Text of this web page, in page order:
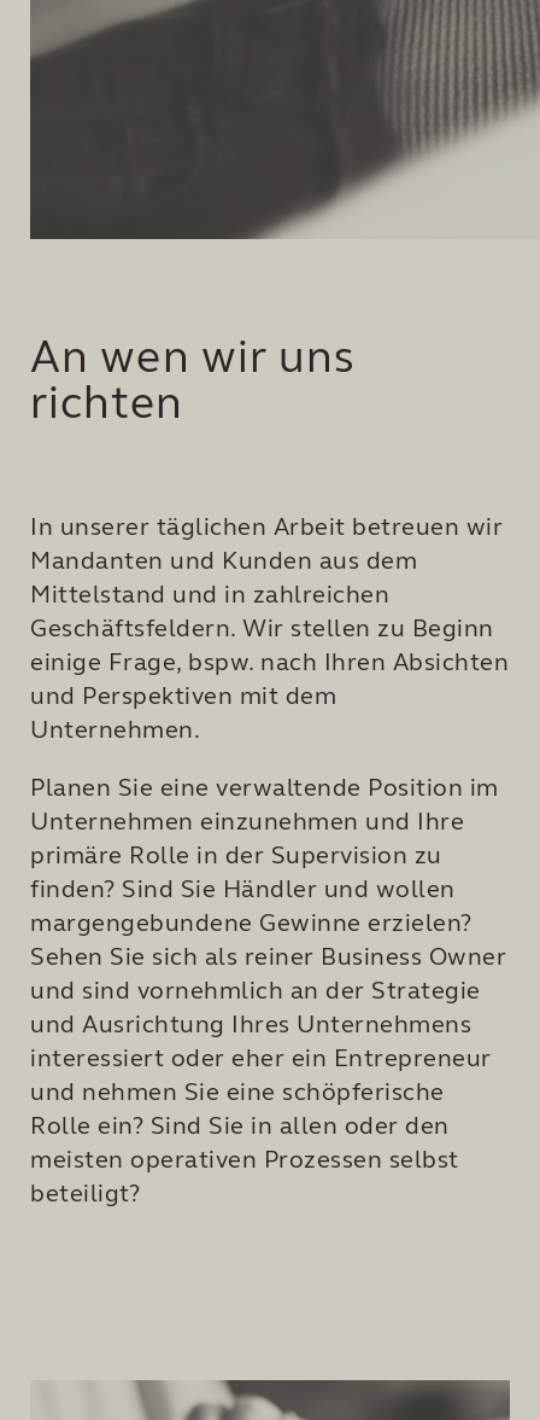
An wen wir uns
richten
In unserer täglichen Arbeit betreuen wir
Mandanten und Kunden aus dem
Mittelstand und in zahlreichen
Geschäftsfeldern. Wir stellen zu Beginn
einige Frage, bspw. nach Ihren Absichten
und Perspektiven mit dem
Unternehmen.
Planen Sie eine verwaltende Position im
Unternehmen einzunehmen und Ihre
primäre Rolle in der Supervision zu
finden? Sind Sie Händler und wollen
margengebundene Gewinne erzielen?
Sehen Sie sich als reiner Business Owner
und sind vornehmlich an der Strategie
und Ausrichtung Ihres Unternehmens
interessiert oder eher ein Entrepreneur
und nehmen Sie eine schöpferische
Rolle ein? Sind Sie in allen oder den
meisten operativen Prozessen selbst
beteiligt?